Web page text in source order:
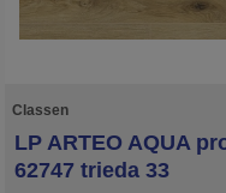
Classen
LP ARTEO AQUA
62747 trieda 33